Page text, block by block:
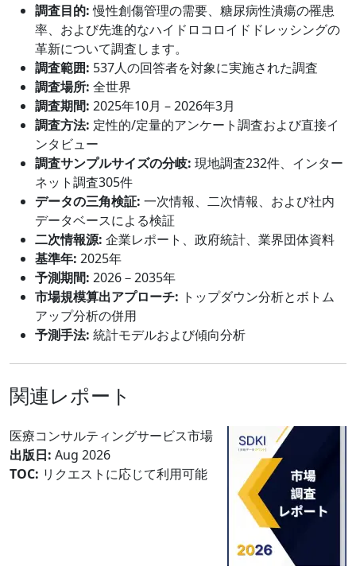
調査目的:慢性創傷管理の需要、糖尿病性潰瘍の罹患
率、および先進的なハイドロコロイドドレッシングの
革新について調査します。
調査範囲: 537人の回答者を対象に実施された調査
調査場所: 全世界
調査期間: 2025年10月 – 2026年3月
調査方法: 定性的/定量的アンケート調査および直接イ
ンタビュー
調査サンプルサイズの分岐: 現地調査232件、インター
ネット調査305件
データの三角検証: 一次情報、二次情報、および社内
データベースによる検証
二次情報源: 企業レポート、政府統計、業界団体資料
基準年: 2025年
予測期間: 2026－2035年
市場規模算出アプローチ: トップダウン分析とボトム
アップ分析の併用
予測手法: 統計モデルおよび傾向分析
関連レポート
医療コンサルティングサービス市場
出版日: Aug 2026
TOC: リクエストに応じて利用可能